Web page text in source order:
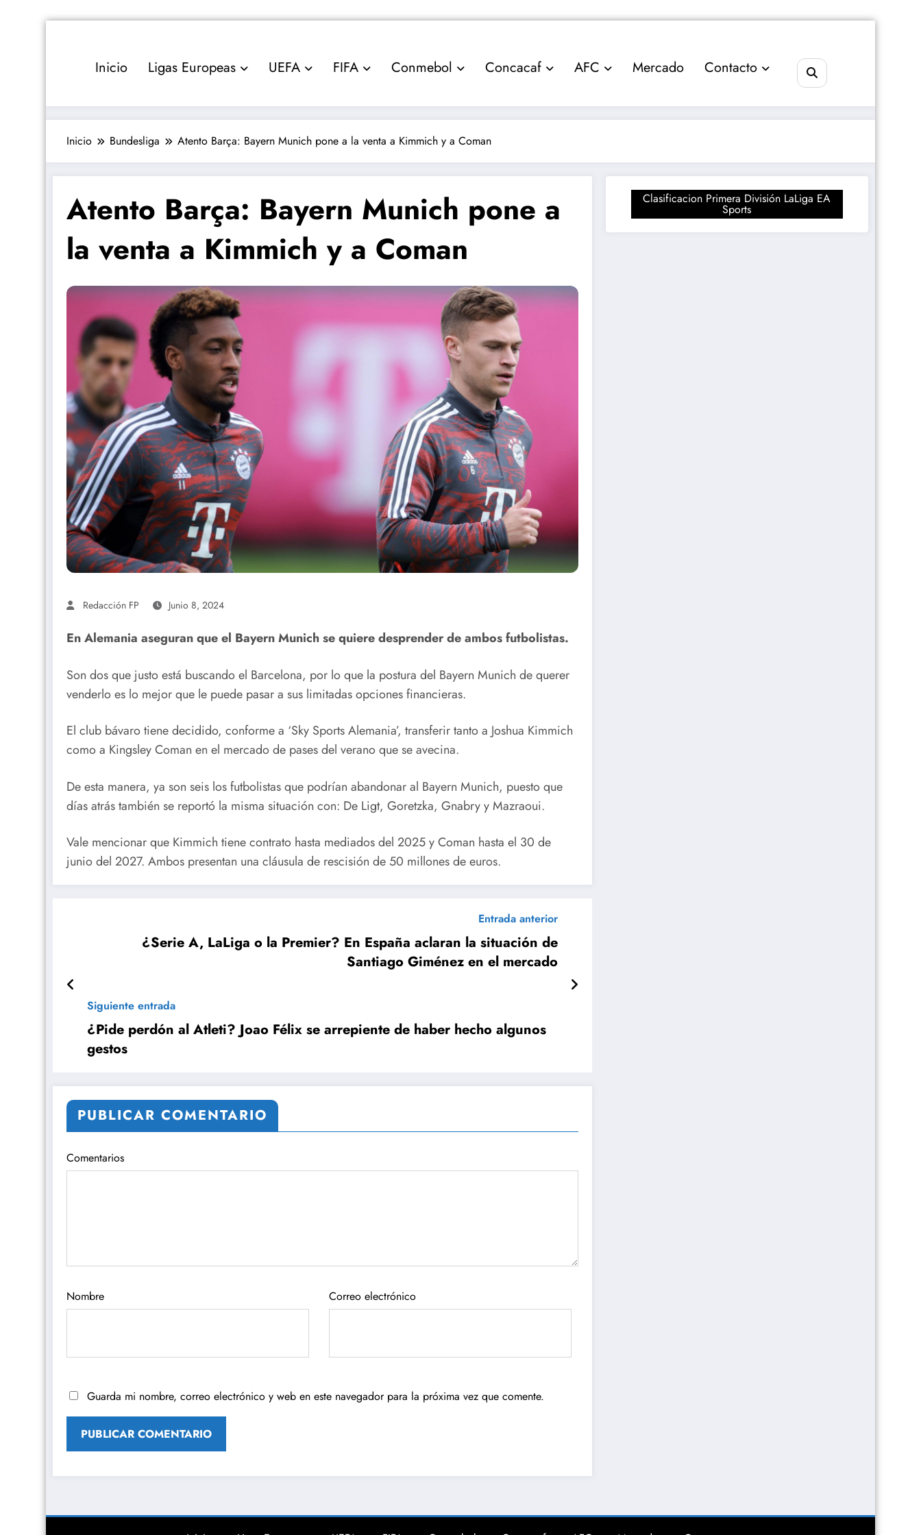
Inicio Ligas Europeas UEFA FIFA Conmebol Concacaf AFC Mercado Contacto
Inicio Bundesliga Atento Barça: Bayern Munich pone a la venta a Kimmich y a Coman
Atento Barça: Bayern Munich pone a
la venta a Kimmich y a Coman
Redacción FP Junio 8, 2024
En Alemania aseguran que el Bayern Munich se quiere desprender de ambos futbolistas.
Son dos que justo está buscando el Barcelona, por lo que la postura del Bayern Munich de querer
venderlo es lo mejor que le puede pasar a sus limitadas opciones financieras.
El club bávaro tiene decidido, conforme a ‘Sky Sports Alemania’, transferir tanto a Joshua Kimmich
como a Kingsley Coman en el mercado de pases del verano que se avecina.
De esta manera, ya son seis los futbolistas que podrían abandonar al Bayern Munich, puesto que
días atrás también se reportó la misma situación con: De Ligt, Goretzka, Gnabry y Mazraoui.
Vale mencionar que Kimmich tiene contrato hasta mediados del 2025 y Coman hasta el 30 de
junio del 2027. Ambos presentan una cláusula de rescisión de 50 millones de euros.
Entrada anterior
¿Serie A, LaLiga o la Premier? En España aclaran la situación de
Santiago Giménez en el mercado
Siguiente entrada
¿Pide perdón al Atleti? Joao Félix se arrepiente de haber hecho algunos
gestos
PUBLICAR COMENTARIO
Comentarios
Nombre Correo electrónico
Guarda mi nombre, correo electrónico y web en este navegador para la próxima vez que comente.
Clasificacion Primera División LaLiga EA
Sports